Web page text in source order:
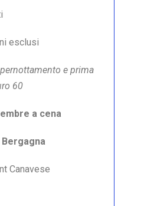
esclusi
e prima
60
a cena
Canavese